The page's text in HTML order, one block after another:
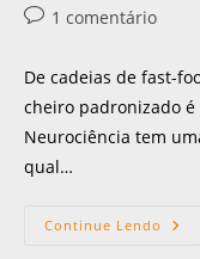
1 comentário
De cadeias de fast-
cheiro padronizado
Neurociência tem
qual…
Continue Lendo